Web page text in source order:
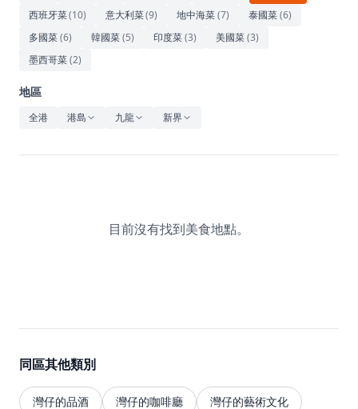
藝術文化
休閒
音樂
西班牙菜(10) 意大利菜(9) 地中海菜(7) 泰國菜(6)
多國菜(6) 韓國菜(5) 印度菜(3) 美國菜(3)
墨西哥菜(2)
地區
全港 港島 九龍 新界
目前沒有找到美食地點。
同區其他類別
灣仔的品酒 灣仔的咖啡廳
灣仔的藝術文化